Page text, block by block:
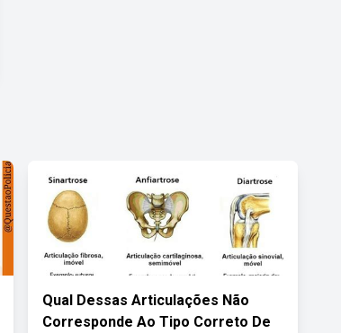
Qual Dessas Articulações Não
Corresponde Ao Tipo Correto De